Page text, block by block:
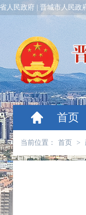
人民政府 晋城市人民政
首页
当前位置： 首页 >